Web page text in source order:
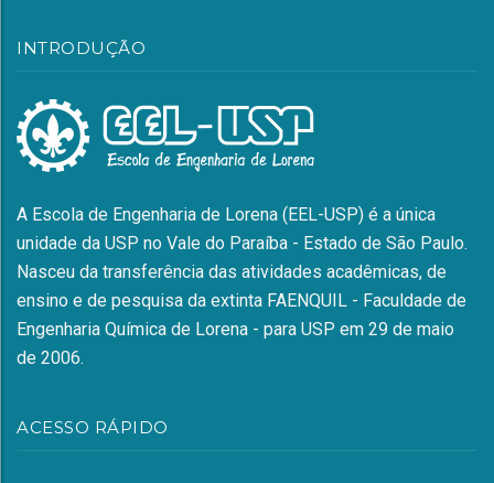
INTRODUÇÃO
A Escola de Engenharia de Lorena (EEL-USP) é a única
unidade da USP no Vale do Paraíba - Estado de São Paulo.
Nasceu da transferência das atividades acadêmicas, de
ensino e de pesquisa da extinta FAENQUIL - Faculdade de
Engenharia Química de Lorena - para USP em 29 de maio
de 2006.
ACESSO RÁPIDO